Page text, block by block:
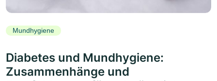
Mundhygiene
Diabetes und Mundhygiene:
Zusammenhänge und